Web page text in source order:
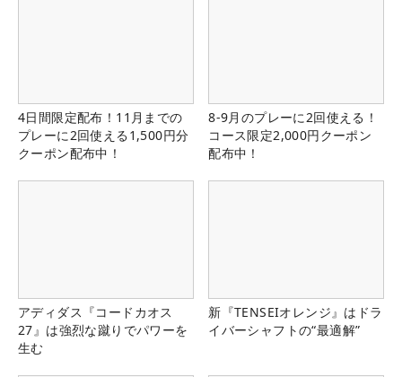
4日間限定配布！11月までの
プレーに2回使える1,500円分
クーポン配布中！
8-9月のプレーに2回使える！
コース限定2,000円クーポン
配布中！
アディダス『コードカオス
27』は強烈な蹴りでパワーを
生む
新『TENSEIオレンジ』はドラ
イバーシャフトの“最適解”